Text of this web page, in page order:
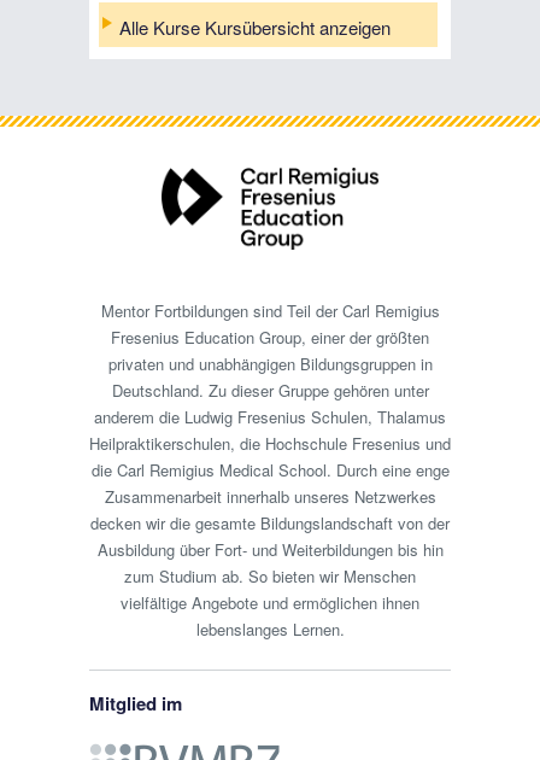
Alle Kurse Kursübersicht anzeigen
Mentor Fortbildungen sind Teil der Carl Remigius
Fresenius Education Group, einer der größten
privaten und unabhängigen Bildungsgruppen in
Deutschland. Zu dieser Gruppe gehören unter
anderem die Ludwig Fresenius Schulen, Thalamus
Heilpraktikerschulen, die Hochschule Fresenius und
die Carl Remigius Medical School. Durch eine enge
Zusammenarbeit innerhalb unseres Netzwerkes
decken wir die gesamte Bildungslandschaft von der
Ausbildung über Fort- und Weiterbildungen bis hin
zum Studium ab. So bieten wir Menschen
vielfältige Angebote und ermöglichen ihnen
lebenslanges Lernen.
Mitglied im